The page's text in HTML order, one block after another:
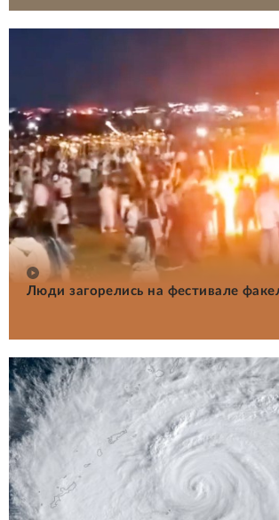
Люди загорелись на фестивале